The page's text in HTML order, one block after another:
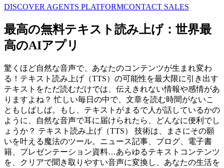
DISCOVER AGENTS PLATFORMCONTACT SALES
最高の無料テキスト読み上げ：世界最
高のAIアプリ
驚くほど自然な音声で、あなたのコンテンツが生まれ変わ
る！テキスト読み上げ（TTS）の可能性を最大限に引き出す
テキストをただ読むだけでは、伝えきれない情報や感情があ
りますよね？ 忙しい毎日の中で、文章を読む時間がないこ
ともしばしば。もし、テキストがまるで人が話しているかの
ように、自然な音声で耳に届けられたら、どんなに便利でし
ょうか？ テキスト読み上げ（TTS） 技術は、まさにその願
いを叶える魔法のツール。ニュース記事、ブログ、電子書
籍、プレゼンテーション資料…あらゆるテキストコンテンツ
を、クリアで聞き取りやすい音声に変換し、あなたの生活を